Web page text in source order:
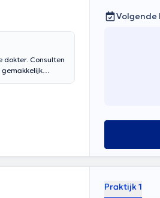
Consulten
Volgende
Praktijk 1